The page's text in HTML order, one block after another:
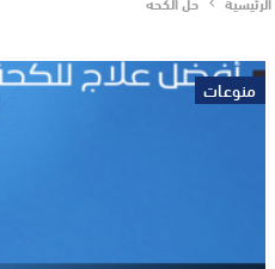
منوعات